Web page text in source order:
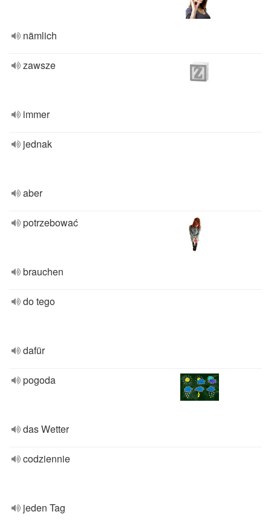
nämlich
zawsze
immer
jednak
aber
potrzebować
brauchen
do tego
dafür
pogoda
das Wetter
codziennie
jeden Tag